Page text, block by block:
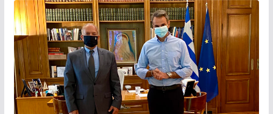
911 νέους φοιτητές που επέλεξαν τα 6
Τμήματα της Κέρκυρας για τις σπουδές
τους»
Στέφανος Γκίκας: «Οι νέες προκλήσεις, όπως
η τεχνητή νοημοσύνη, η κλιματική κρίση, η
στεγαστική πίεση και η ανάγκη προστασίας
των επόμενων γενεών, επιβάλλουν
σύγχρονες και ουσιαστικές θεσμικές
απαντήσεις»